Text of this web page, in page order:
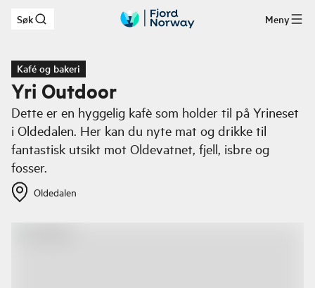
Hopp til hovedinnhold
Søk Meny
Kafé og bakeri
Yri Outdoor
Dette er en hyggelig kafè som holder til på Yrineset
i Oldedalen. Her kan du nyte mat og drikke til
fantastisk utsikt mot Oldevatnet, fjell, isbre og
fosser.
Oldedalen